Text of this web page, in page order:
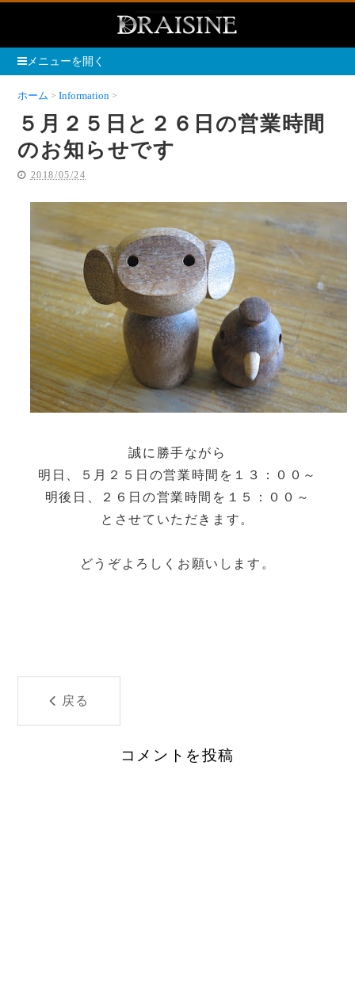
メニューを開く
ホーム Information
５月２５日と２６日の営業時間
のお知らせです
2018/05/24
誠に勝手ながら
明日、５月２５日の営業時間を１３：００～
明後日、２６日の営業時間を１５：００～
とさせていただきます。
どうぞよろしくお願いします。
戻る
コメントを投稿